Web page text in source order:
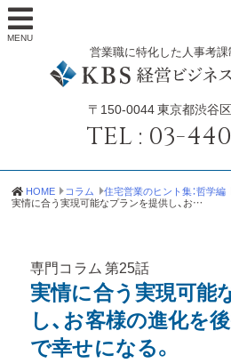
MENU
営業職に特化した人事考
〒150-0044東京都渋谷
TEL : 03-
HOME コラム 住宅営業のヒント集：哲学編
実情に合う実現可能なプランを提供し、お客様の進化を後押しすることで幸せになる。
専門コラム第25話
実情に合う実現可能
し、お客様の進化を
で幸せになる。